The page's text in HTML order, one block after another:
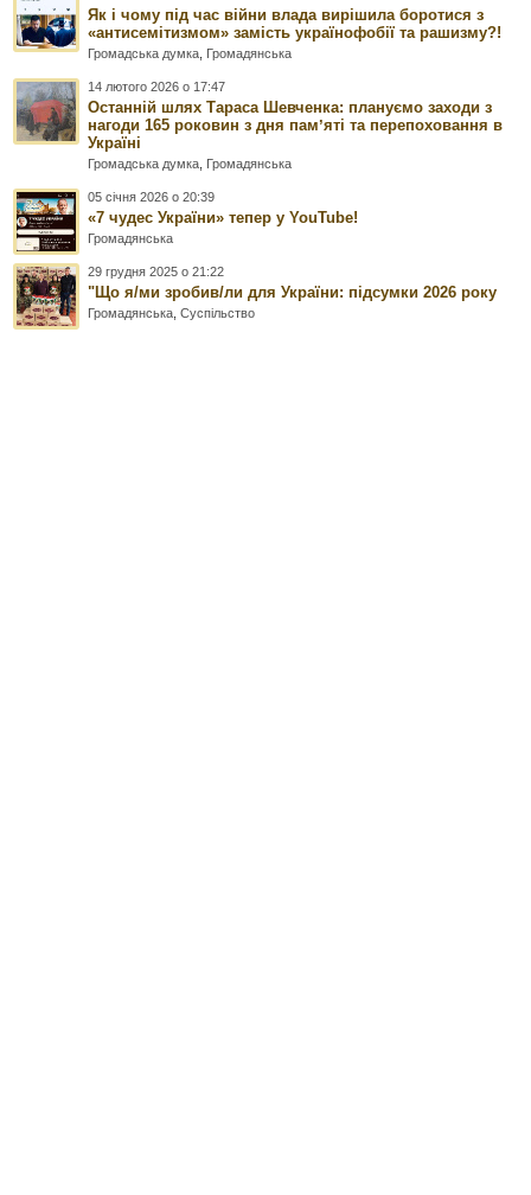
Як і чому під час війни влада вирішила боротися з
«антисемітизмом» замість українофобії та рашизму?!
Громадська думка Громадянська
14 лютого 2026 о 17:47
Останній шлях Тараса Шевченка: плануємо заходи з
нагоди 165 роковин з дня памʼяті та перепоховання в
Україні
Громадська думка Громадянська
05 січня 2026 о 20:39
«7 чудес України» тепер у YouTube!
Громадянська
29 грудня 2025 о 21:22
"Що я/ми зробив/ли для України: підсумки 2026 року
Громадянська ,Суспільство